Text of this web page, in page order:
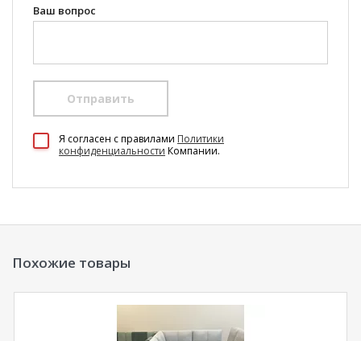
Ваш вопрос
Отправить
Я согласен c правилами Политики
конфиденциальности Компании.
Похожие товары